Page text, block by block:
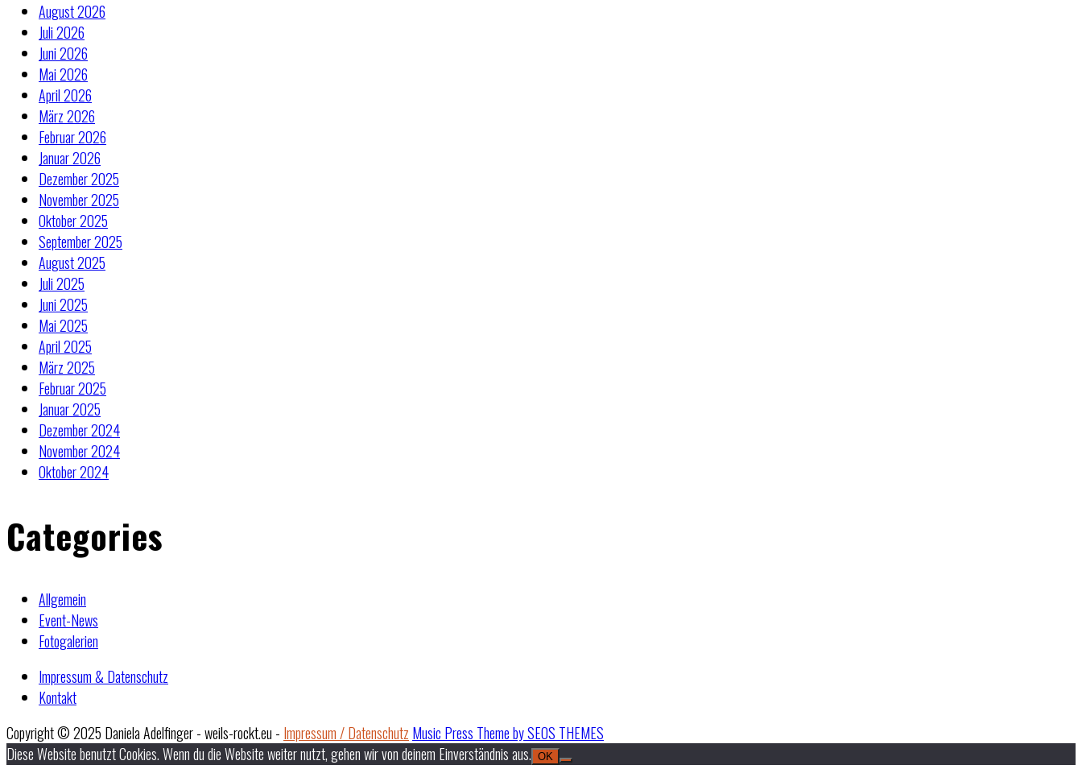
August 2026
Juli 2026
Juni 2026
Mai 2026
April 2026
März 2026
Februar 2026
Januar 2026
Dezember 2025
November 2025
Oktober 2025
September 2025
August 2025
Juli 2025
Juni 2025
Mai 2025
April 2025
März 2025
Februar 2025
Januar 2025
Dezember 2024
November 2024
Oktober 2024
Categories
Allgemein
Event-News
Fotogalerien
Impressum & Datenschutz
Kontakt
Copyright © 2025 Daniela Adelfinger - weils-rockt.eu - Impressum / Datenschutz Music Press Theme by SEOS THEMES
Diese Website benutzt Cookies. Wenn du die Website weiter nutzt, gehen wir von deinem Einverständnis aus. OK